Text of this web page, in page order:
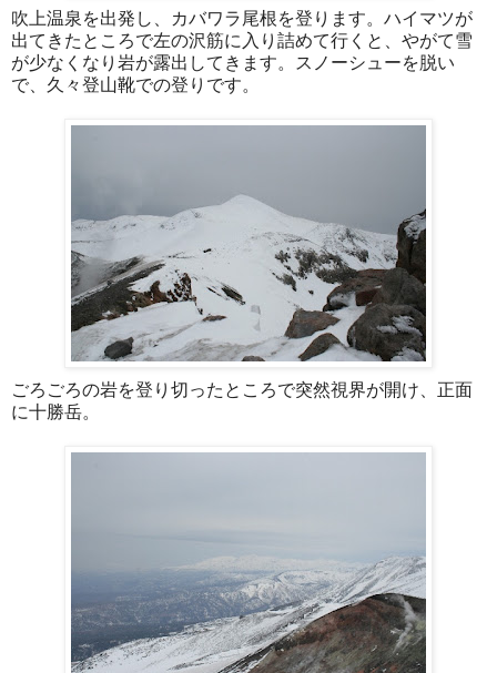
吹上温泉を出発し、カバワラ尾根を登ります。ハイマツが
出てきたところで左の沢筋に入り詰めて行くと、やがて雪
が少なくなり岩が露出してきます。スノーシューを脱い
で、久々登山靴での登りです。
ごろごろの岩を登り切ったところで突然視界が開け、正面
に十勝岳。